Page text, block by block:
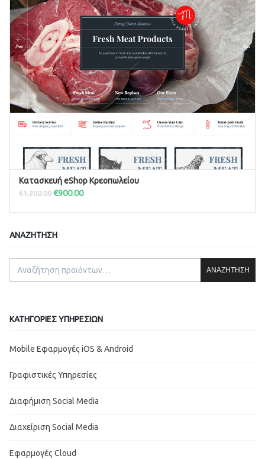
ΠΡΟΣΘΉΚΗ ΣΤΟ ΚΑΛΆΘΙ
Κατασκευή eShop Κρεοπωλείου
€1,200.00 €900.00
ΑΝΑΖΉΤΗΣΗ
ΑΝΑΖΉΤΗΣΗ
ΚΑΤΗΓΟΡΊΕΣ ΥΠΗΡΕΣΙΏΝ
Mobile Εφαρμογές iOS & Android
Γραφιστικές Υπηρεσίες
Διαφήμιση Social Media
Διαχείριση Social Media
Εφαρμογές Cloud